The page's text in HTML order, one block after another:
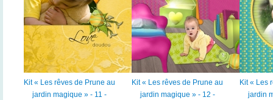
Kit « Les rêves de Prune au
jardin magique » - 11 -
Kit « Les rêves de Prune au
jardin magique » - 12 -
Kit « Les
jardin